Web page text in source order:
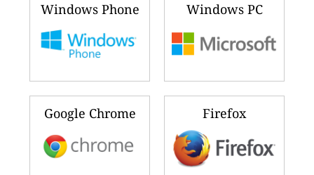
Windows Phone Windows PC
Google Chrome Firefox